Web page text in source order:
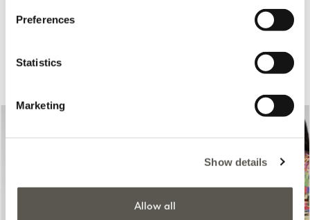
Preferences
Statistics
Marketing
Show details
Allow all
Suggestions pour vous